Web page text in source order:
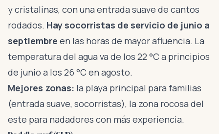
y cristalinas, con una entrada suave de cantos
rodados. Hay socorristas de servicio de junio a
septiembre en las horas de mayor afluencia. La
temperatura del agua va de los 22 °C a principios
de junio a los 26 °C en agosto.
Mejores zonas: la playa principal para familias
(entrada suave, socorristas), la zona rocosa del
este para nadadores con más experiencia.